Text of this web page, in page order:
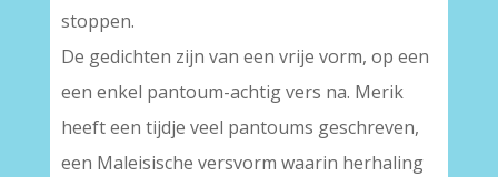
stoppen.
De gedichten zijn van een vrije vorm, op een
een enkel pantoum-achtig vers na. Merik
heeft een tijdje veel pantoums geschreven,
een Maleisische versvorm waarin herhaling